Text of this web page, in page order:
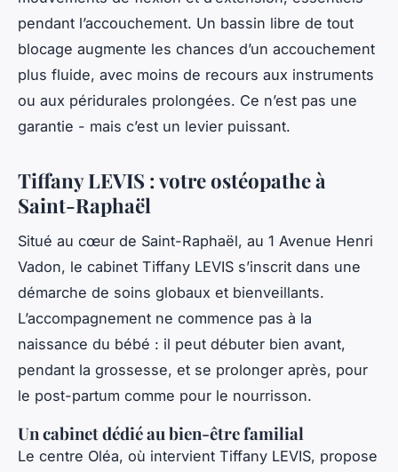
pendant l’accouchement. Un bassin libre de tout
blocage augmente les chances d’un accouchement
plus fluide, avec moins de recours aux instruments
ou aux péridurales prolongées. Ce n’est pas une
garantie - mais c’est un levier puissant.
Tiffany LEVIS : votre ostéopathe à
Saint-Raphaël
Situé au cœur de Saint-Raphaël, au 1 Avenue Henri
Vadon, le cabinet Tiffany LEVIS s’inscrit dans une
démarche de soins globaux et bienveillants.
L’accompagnement ne commence pas à la
naissance du bébé : il peut débuter bien avant,
pendant la grossesse, et se prolonger après, pour
le post-partum comme pour le nourrisson.
Un cabinet dédié au bien-être familial
Le centre Oléa, où intervient Tiffany LEVIS, propose